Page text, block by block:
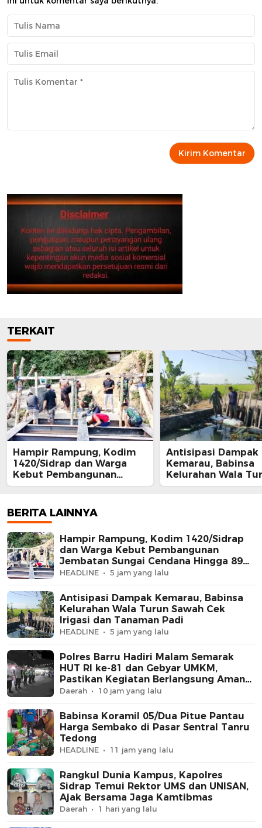
TERKAIT
Hampir Rampung, Kodim
1420/Sidrap dan Warga
Kebut Pembangunan
Jembatan Sungai Cendana
Antisipasi Dampak
Kemarau, Babinsa
Kelurahan Wala
Sawah Cek Irigasi
BERITA LAINNYA
Hampir Rampung, Kodim 1420/Sidrap
dan Warga Kebut Pembangunan
Jembatan Sungai Cendana Hingga 89
Persen
HEADLINE 5 jam yang lalu
Antisipasi Dampak Kemarau, Babinsa
Kelurahan Wala Turun Sawah Cek
Irigasi dan Tanaman Padi
HEADLINE 5 jam yang lalu
Polres Barru Hadiri Malam Semarak
HUT RI ke-81 dan Gebyar UMKM,
Pastikan Kegiatan Berlangsung Aman
dan Kondusif
Daerah 10 jam yang lalu
Babinsa Koramil 05/Dua Pitue Pantau
Harga Sembako di Pasar Sentral Tanru
Tedong
HEADLINE 11 jam yang lalu
Rangkul Dunia Kampus, Kapolres
Sidrap Temui Rektor UMS dan UNISAN,
Ajak Bersama Jaga Kamtibmas
Daerah 1 hari yang lalu